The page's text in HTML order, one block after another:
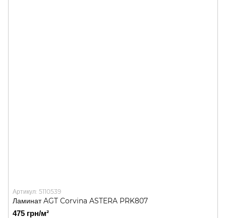
Артикул: 5110539
Ламинат AGT Corvina ASTERA PRK807
475 грн/м²